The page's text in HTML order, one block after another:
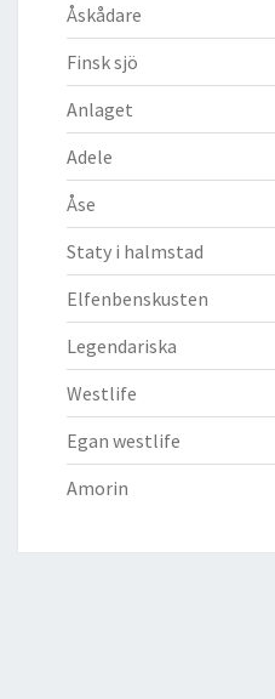
Åskådare
Finsk sjö
Anlaget
Adele
Åse
Staty i halmstad
Elfenbenskusten
Legendariska
Westlife
Egan westlife
Amorin